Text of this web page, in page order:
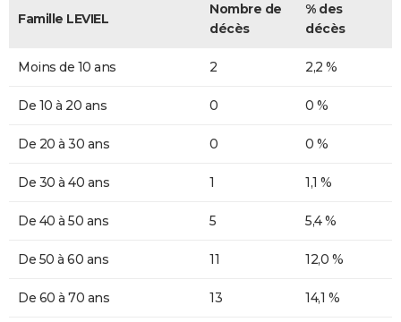
Famille LEVIEL
Nombre de
décès
% des
décès
Moins de 10 ans 2 2,2 %
De 10 à 20 ans 0 0 %
De 20 à 30 ans 0 0 %
De 30 à 40 ans 1 1,1 %
De 40 à 50 ans 5 5,4 %
De 50 à 60 ans 11 12,0 %
De 60 à 70 ans 13 14,1 %